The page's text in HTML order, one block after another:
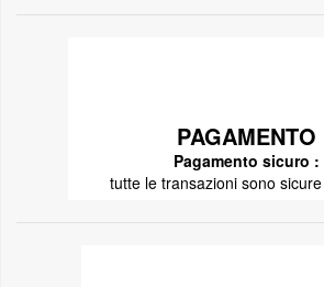
PAGAMENTO
Pagamento sicuro :
tutte le transazioni sono